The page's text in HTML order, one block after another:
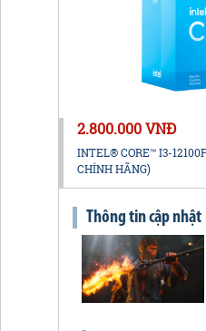
2.800.000 VNĐ
INTEL® CORE™ I3-
CHÍNH HÃNG)
Thông tin cập nhật